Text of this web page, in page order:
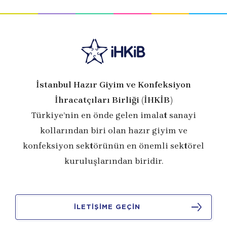
İstanbul Hazır Giyim ve Konfeksiyon
İhracatçıları Birliği (İHKİB)
Türkiye’nin en önde gelen imalat sanayi
kollarından biri olan hazır giyim ve
konfeksiyon sektörünün en önemli sektörel
kuruluşlarından biridir.
İLETİŞİME GEÇİN